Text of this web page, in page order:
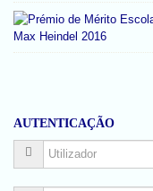
Max Heindel 2016
AUTENTICAÇÃO